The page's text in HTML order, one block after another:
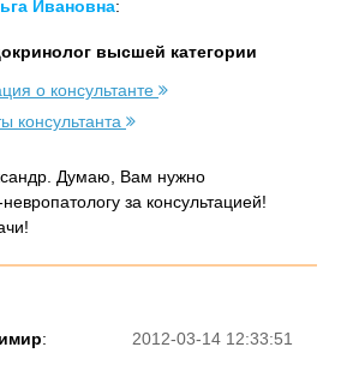
Ивановна:
высшей категории
о консультанте
консультанта
Думаю, Вам нужно
за консультацией!
2012-03-14 12:33:51
: